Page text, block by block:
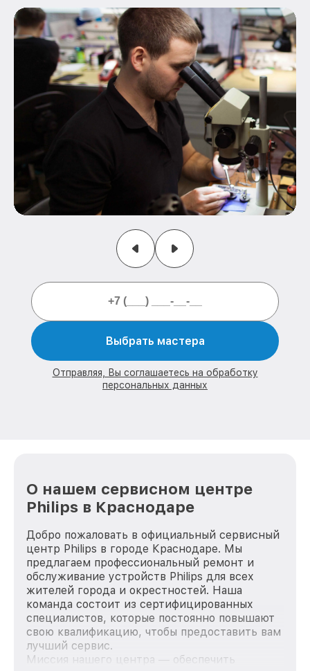
Выбрать мастера
Отправляя, Вы соглашаетесь на обработку
персональных данных
О нашем сервисном центре
Philips в Краснодаре
Добро пожаловать в официальный сервисный
центр Philips в городе Краснодаре. Мы
предлагаем профессиональный ремонт и
обслуживание устройств Philips для всех
жителей города и окрестностей. Наша
команда состоит из сертифицированных
специалистов, которые постоянно повышают
свою квалификацию, чтобы предоставить вам
лучший сервис.
Миссия нашего центра — обеспечить